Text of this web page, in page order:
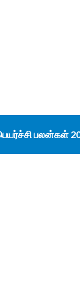
பலன்கள்